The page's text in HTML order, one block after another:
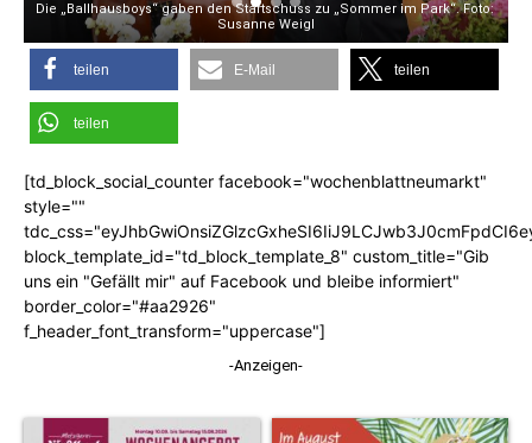
Die „Ballhausboys“ gaben den Startschuss zu „Sommer im Park“. Foto:
Susanne Weigl
teilen E-Mail teilen
teilen
[td_block_social_counter facebook="wochenblattneumarkt"
style=""
block_template_id="td_block_template_8" custom_title="Gib
uns ein "Gefällt mir" auf Facebook und bleibe informiert"
border_color="#aa2926"
f_header_font_transform="uppercase"]
-Anzeigen-